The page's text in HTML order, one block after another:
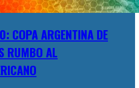
COPA ARGENTINA DE
RUMBO AL